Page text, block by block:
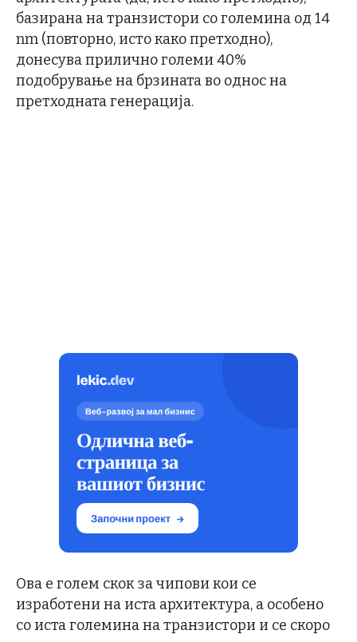
базирана на транзистори со големина од 14
nm (повторно, исто како претходно),
донесува прилично големи 40%
подобрување на брзината во однос на
претходната генерација.
Ова е голем скок за чипови кои се
изработени на иста архитектура, а особено
со иста големина на транзистори и се скоро